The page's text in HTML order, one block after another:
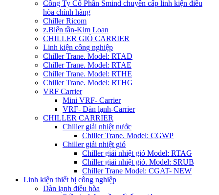
Công Ty Cổ Phần Smind chuyên cấp linh kiện điều
hòa chính hãng
Chiller Ricom
z.Biến tần-Kim Loan
CHILLER GIÓ CARRIER
Linh kiện công nghiệp
Chiller Trane. Model: RTAD
Chiller Trane. Model: RTAE
Chiller Trane. Model: RTHE
Chiller Trane. Model: RTHG
VRF Carrier
Mini VRF- Carrier
VRF- Dàn lạnh-Carrier
CHILLER CARRIER
Chiller giải nhiệt nước
Chiller Trane. Model: CGWP
Chiller giải nhiệt gió
Chiller giải nhiệt gió Model: RTAG
Chiller giải nhiệt gió. Model: SRUB
Chiller Trane Model: CGAT- NEW
Linh kiện thiết bị công nghiệp
Dàn lạnh điều hòa